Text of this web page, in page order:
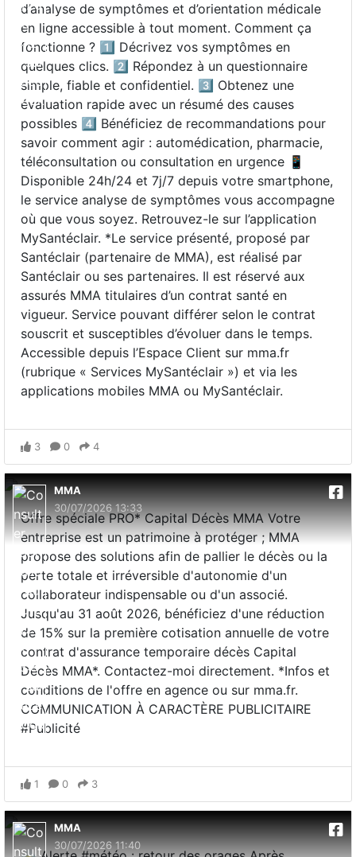
d’analyse de symptômes et d’orientation médicale
en ligne accessible à tout moment. Comment ça
fonctionne ? 1️⃣ Décrivez vos symptômes en
quelques clics. 2️⃣ Répondez à un questionnaire
simple, fiable et confidentiel. 3️⃣ Obtenez une
évaluation rapide avec un résumé des causes
possibles 4️⃣ Bénéficiez de recommandations pour
savoir comment agir : automédication, pharmacie,
téléconsultation ou consultation en urgence 📱
Disponible 24h/24 et 7j/7 depuis votre smartphone,
le service analyse de symptômes vous accompagne
où que vous soyez. Retrouvez-le sur l’application
MySantéclair. *Le service présenté, proposé par
Santéclair (partenaire de MMA), est réalisé par
Santéclair ou ses partenaires. Il est réservé aux
assurés MMA titulaires d’un contrat santé en
vigueur. Service pouvant différer selon le contrat
souscrit et susceptibles d’évoluer dans le temps.
Accessible depuis l’Espace Client sur mma.fr
(rubrique « Services MySantéclair ») et via les
applications mobiles MMA ou MySantéclair.
3 0 4
MMA
30/07/2026 13:33
Offre spéciale PRO* Capital Décès MMA Votre
entreprise est un patrimoine à protéger ; MMA
propose des solutions afin de pallier le décès ou la
perte totale et irréversible d'autonomie d'un
collaborateur indispensable ou d'un associé.
Jusqu'au 31 août 2026, bénéficiez d'une réduction
de 15% sur la première cotisation annuelle de votre
contrat d'assurance temporaire décès Capital
Décès MMA*. Contactez-moi directement. *Infos et
conditions de l'offre en agence ou sur mma.fr.
COMMUNICATION À CARACTÈRE PUBLICITAIRE
#Publicité
1 0 3
MMA
30/07/2026 11:40